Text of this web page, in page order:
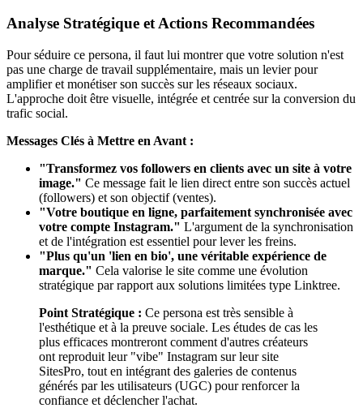
Analyse Stratégique et Actions Recommandées
Pour séduire ce persona, il faut lui montrer que votre solution n'est
pas une charge de travail supplémentaire, mais un levier pour
amplifier et monétiser son succès sur les réseaux sociaux.
L'approche doit être visuelle, intégrée et centrée sur la conversion du
trafic social.
Messages Clés à Mettre en Avant :
"Transformez vos followers en clients avec un site à votre
image." Ce message fait le lien direct entre son succès actuel
(followers) et son objectif (ventes).
"Votre boutique en ligne, parfaitement synchronisée avec
votre compte Instagram." L'argument de la synchronisation
et de l'intégration est essentiel pour lever les freins.
"Plus qu'un 'lien en bio', une véritable expérience de
marque." Cela valorise le site comme une évolution
stratégique par rapport aux solutions limitées type Linktree.
Point Stratégique : Ce persona est très sensible à
l'esthétique et à la preuve sociale. Les études de cas les
plus efficaces montreront comment d'autres créateurs
ont reproduit leur "vibe" Instagram sur leur site
SitesPro, tout en intégrant des galeries de contenus
générés par les utilisateurs (UGC) pour renforcer la
confiance et déclencher l'achat.